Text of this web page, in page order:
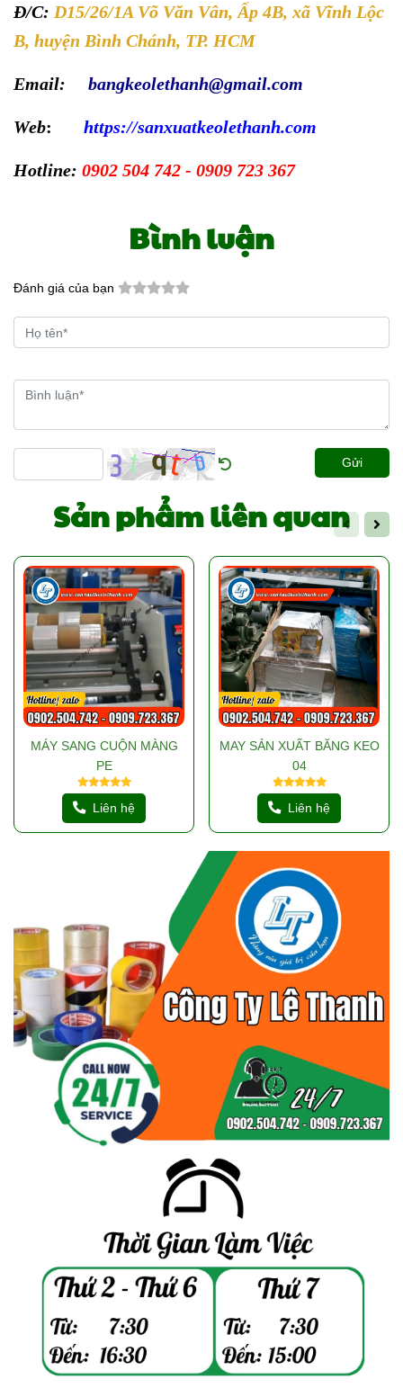
Đ/C: D15/26/1A Võ Văn Vân, Ấp 4B, xã Vĩnh Lộc
B, huyện Bình Chánh, TP. HCM
Email: bangkeolethanh@gmail.com
Web: https://sanxuatkeolethanh.com
Hotline: 0902 504 742 - 0909 723 367
Bình luận
Đánh giá của bạn
Gửi
Sản phẩm liên quan
MÁY SANG CUỘN MÀNG
PE
Liên hệ
MAY SẢN XUẤT BĂNG KEO
04
Liên hệ